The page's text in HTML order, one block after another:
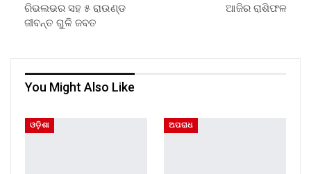
ରିଭଲଭର ସହ ୫ ରାଉଣ୍ଡ
ଜୀବନ୍ତ ଗୁଳି ଜବତ
ଆଜିର ରାଶିଫଳ
You Might Also Like
ଓଡ଼ିଶା ଅପରାଧ